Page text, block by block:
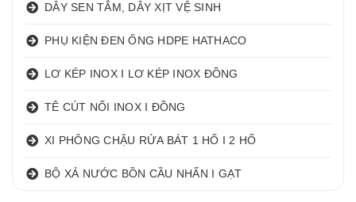
DÂY SEN TẮM, DÂY XỊT VỆ SINH
PHỤ KIỆN ĐEN ỐNG HDPE HATHACO
LƠ KÉP INOX I LƠ KÉP INOX ĐỒNG
TÊ CÚT NỐI INOX I ĐỒNG
XI PHÔNG CHẬU RỬA BÁT 1 HỐ I 2 HỐ
BỘ XẢ NƯỚC BỒN CẦU NHẤN I GẠT